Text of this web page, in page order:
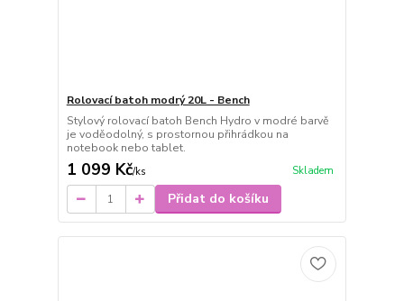
Rolovací batoh modrý 20L - Bench
Stylový rolovací batoh Bench Hydro v modré barvě
je voděodolný, s prostornou přihrádkou na
notebook nebo tablet.
1 099 Kč/ks Skladem
Přidat do košíku